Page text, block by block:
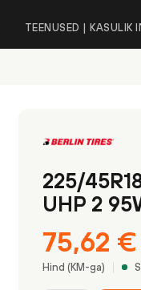
TEENUSED | KASULIK
225/
UHP 2
75,62 €
Hind (KM-ga)